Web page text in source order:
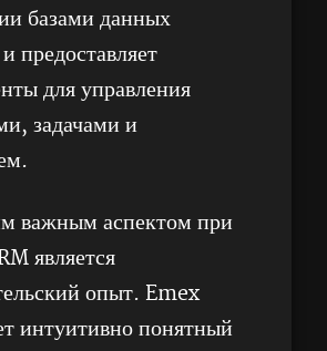
базами данных
предоставляет
для управления
задачами и
важным аспектом при
является
опыт. Emex
интуитивно понятный